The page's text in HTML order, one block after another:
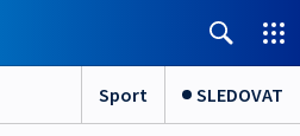
Sport SLEDOVAT